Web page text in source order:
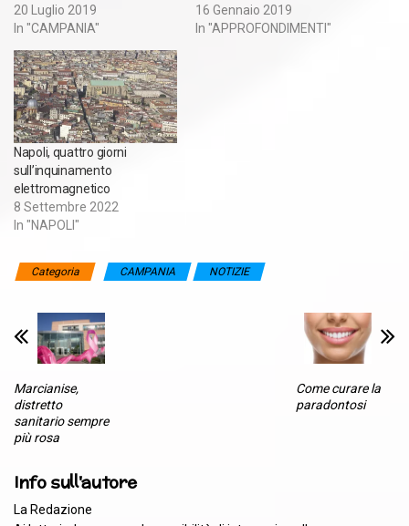
20 Luglio 2019
In "CAMPANIA"
16 Gennaio 2019
In "APPROFONDIMENTI"
Napoli, quattro giorni
sull’inquinamento
elettromagnetico
8 Settembre 2022
In "NAPOLI"
Categoria CAMPANIA NOTIZIE
Marcianise,
distretto
sanitario sempre
più rosa
Come curare la
paradontosi
Info sull'autore
La Redazione